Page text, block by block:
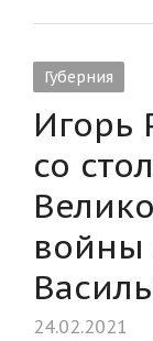
Губерния
Игорь
со
войны
24.02.2021